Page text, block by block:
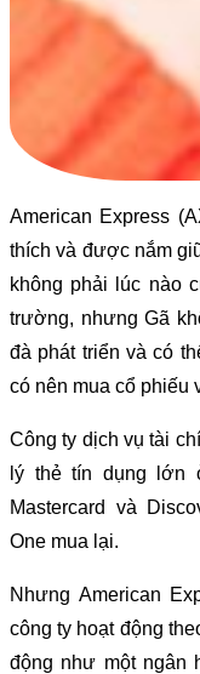
American Express
thích và được nắm
không phải lúc nào
trường, nhưng Gã
đà phát triển và có
có nên mua cổ phiếu
Công ty dịch vụ tài
lý thẻ tín dụng lớn
Mastercard và
One mua lại.
Nhưng American
công ty hoạt động
động như một ngân